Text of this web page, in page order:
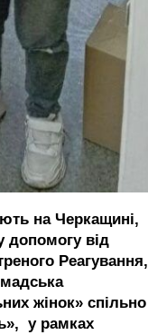
на Черкащині,
допомогу від
Реагування,
жінок» спільно
у рамках